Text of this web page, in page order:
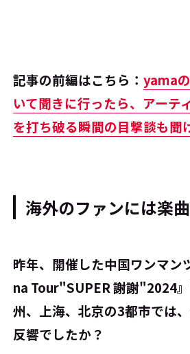
記事の前編はこちら：yama
いて聞きに行ったら、アーテ
を打ち破る瞬間の目撃談も
海外のファンには楽
――昨年、開催した中国ワンマ
na Tour"SUPER 謝謝"2024
州、上海、北京の3都市では
反響でしたか？